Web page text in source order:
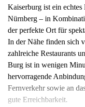
Kaiserburg ist ein
Nürnberg – in
der perfekte Ort für
In der Nähe finden sich
zahlreiche Restaurants
Burg ist in wenigen
hervorragende
Fernverkehr sowie an
gute Erreichbarkeit.